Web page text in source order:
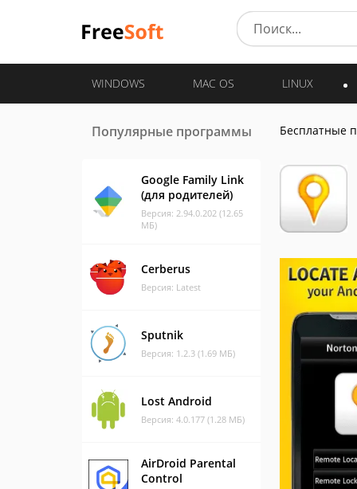
WINDOWS MAC OS LINUX
Популярные программы
Google Family Link
(для родителей)
Версия: 2.94.0.202 (12.65
МБ)
Cerberus
Версия: Latest
Sputnik
Версия: 1.2.3 (1.69 МБ)
Lost Android
Версия: 4.0.177 (1.28 МБ)
AirDroid Parental
Control
Бесплатные